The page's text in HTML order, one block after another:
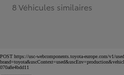
8 Véhicules similaires
POST https://usc-webcomponents.toyota-europe.com/v1/
070a8e4bdd11